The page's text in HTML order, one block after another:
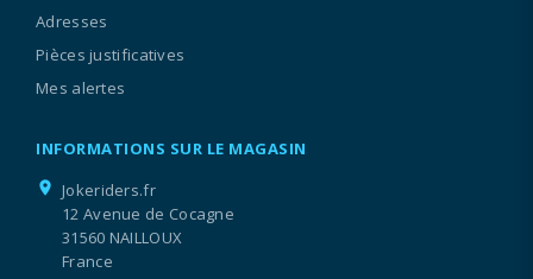
Adresses
Pièces justificatives
Mes alertes
INFORMATIONS SUR LE MAGASIN
location_on
Jokeriders.fr
12 Avenue de Cocagne
31560 NAILLOUX
France